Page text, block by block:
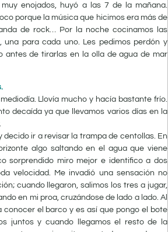
enojados, huyó a las 7 de la mañana.
porque la música que hicimos era más de
de rock… Por la noche cocinamos las
una para cada uno. Les pedimos perdón y
antes de tirarlas en la olla de agua de mar
Llovía mucho y hacía bastante frío.
decaída ya que llevamos varios días en la
decido ir a revisar la trampa de centollas. En
algo saltando en el agua que viene
sorprendido miro mejor e identifico a dos
velocidad. Me invadió una sensación no
cuando llegaron, salimos los tres a jugar,
en mi proa, cruzándose de lado a lado. Al
conocer el barco y es así que pongo el bote
juntos y cuando llegamos el resto de la